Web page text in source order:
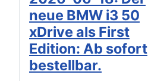
neue BMW i3 50
xDrive als First
Edition: Ab sofort
bestellbar.